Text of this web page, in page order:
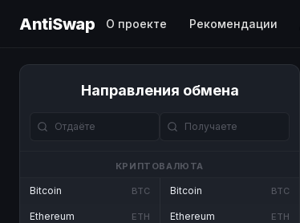
AntiSwap О проекте Рекомендации
Направления обмена
КРИПТОВАЛЮТА
Bitcoin BTC
Ethereum ETH
Bitcoin BTC
Ethereum ETH